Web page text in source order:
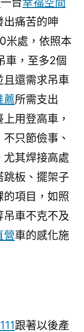
出痛苦的呻
米處，依照本
車，至多2個
且還需求吊車
薦所需支出
用登高車，
只節儉事、
尤其焊接高處
跳板、擺架子
的項目，如照
車不克不及
營車的感化施
跟著以後產